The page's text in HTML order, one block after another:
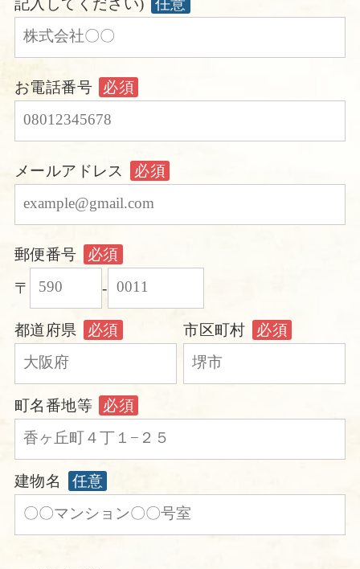
記入してください) 任意
お電話番号 必須
メールアドレス 必須
郵便番号
必須
〒
-
都道府県 必須 市区町村 必須
町名番地等 必須
建物名 任意